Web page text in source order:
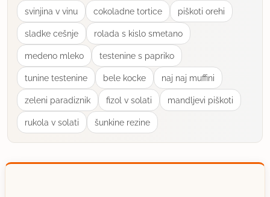
svinjina v vinu cokoladne tortice piškoti orehi
sladke cešnje rolada s kislo smetano
medeno mleko testenine s papriko
tunine testenine bele kocke naj naj muffini
zeleni paradiznik fizol v solati mandljevi piškoti
rukola v solati šunkine rezine